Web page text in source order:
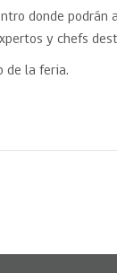
donde podrán
y chefs
de la feria.